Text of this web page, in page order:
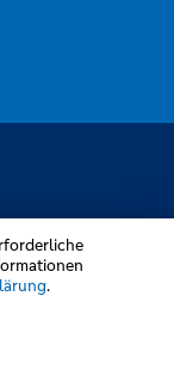
vorbehalten
.